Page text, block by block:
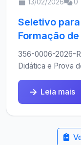
13/02/2026 0
Seletivo
Formação de
356-0006-2026-
Didática e Prova
Leia mais